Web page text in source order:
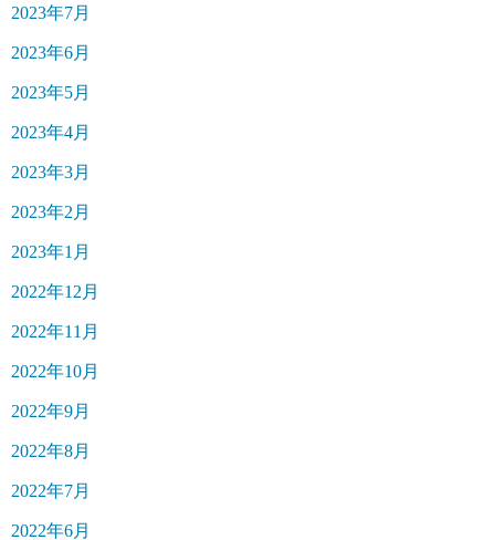
2023年7月
2023年6月
2023年5月
2023年4月
2023年3月
2023年2月
2023年1月
2022年12月
2022年11月
2022年10月
2022年9月
2022年8月
2022年7月
2022年6月